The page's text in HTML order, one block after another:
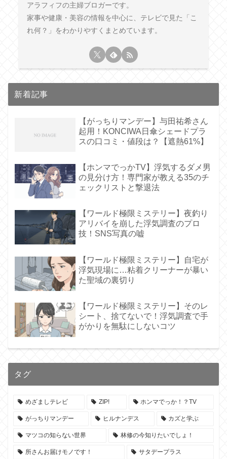
アラフィフの主婦ブロガーです。
家事や健康・美容の情報を中心に、テレビで見た「こ
れ何？」をわかりやすくまとめています。
新着記事
【がっちりマンデー】与田祐希さん
起用！KONCIWA日傘シェードプラ
スの口コミ・値段は？【遮熱61%】
【ホンマでっかTV】浮気するダメ男
の見分け方！専門家が教える35のチ
ェックリストと撃退法
【ワールド極限ミステリー】夜釣り
アリバイを崩した浮気調査のプロ
技！SNS写真の嘘
【ワールド極限ミステリー】自宅が
浮気現場に…粘着クリーナーが暴い
た聖域の裏切り
【ワールド極限ミステリー】そのレ
シート、捨てないで！浮気調査で手
がかりを無駄にしないコツ
タグ
めざましテレビ ZIP! ホンマでっか！？TV
がっちりマンデー ヒルナンデス カズと学ぶ
マツコの知らない世界 林修の今知りたいでしょ！
所さんお届けモノです！ サタデープラス